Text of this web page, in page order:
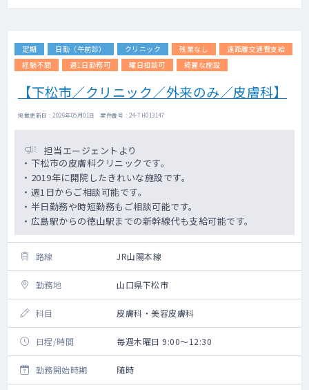
定期 日勤（午前診） クリニック 残業なし
遠距離交通費支給
経験不問
週1日勤務可 曜日相談可 綺麗な施設
【下松市／クリニック／外来のみ／皮膚科】
掲載更新日 : 2026年05月01日 案件番号 : 24-TH013147
担当エージェントより
・下松市の皮膚科クリニックです。
・2019年に開院したきれいな施設です。
・週1日からご相談可能です。
・半日勤務や時短勤務もご相談可能です。
・広島駅からの徳山駅までの新幹線代も支給可能です。
路線 JR山陽本線
勤務地 山口県下松市
科目 皮膚科・美容皮膚科
日程/時間 毎週木曜日 9:00～12:30
勤務開始時期 随時